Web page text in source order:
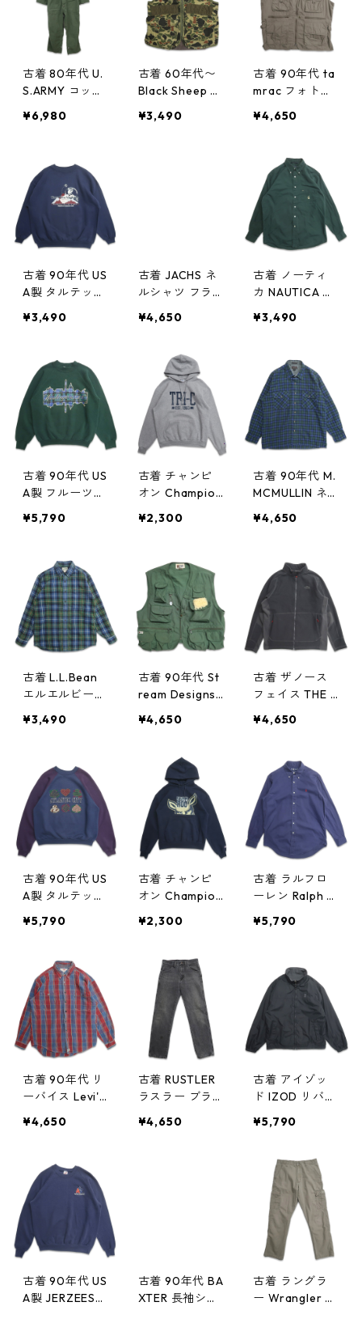
古着 80年代 U.
S.ARMY コット
ーオール オー
グリーン 米軍
表記：M gd4
05057n w503
¥6,980
古着 60年代〜
Black Sheep 迷
ンティングベス
¥3,490
古着 90年代 ta
mrac フォトグ
ベージュ 表
5054n w5032
¥4,650
古着 90年代 US
A製 タルテック
リントスウェッ
ネイビー 表
記：2XL gd4
05051n w5032
¥3,490
古着 JACHS ネ
ルシャツ フラ
ク マチ付き 表
05049n w503
¥4,650
古着 ノーティ
カ NAUTICA ボ
ツ ワンポイン
グリーン 表
記：M gd405
048n w50323
¥3,490
古着 90年代 US
A製 フルーツオ
シントンD.C プ
ト トレーナー
グリーン 表
記：L gd405
039n w50321
¥5,790
古着 チャンピ
オン Champion
ットパーカー
降りグレー 表
記：L gd405
038n w50321
¥2,300
古着 90年代 M.
MCMULLIN ネ
ンネル 長袖シ
表記：L-LONG
gd405036n
w50321
¥4,650
古着 L.L.Bean
エルエルビーン
ランネル 長袖
ク 表記：M-RE
G gd405034
n w50321
¥3,490
古着 90年代 St
ream Designs
スト ハンティ
ウトドア グリ
ーン系 表記：X
XL gd40502
5n w50320
¥4,650
古着 ザノース
フェイス THE N
リースジャケッ
ト グレー 表
記：L gd405
024n w50320
¥4,650
古着 90年代 US
A製 タルテック
リントスウェッ
ネイビー パー
プル 表記：L
gd405023n w
50320
¥5,790
古着 チャンピ
オン Champion
ットパーカー
イビー 表記：L
gd405020n
w50320
¥2,300
古着 ラルフロ
ーレン Ralph L
ウンシャツ 長
ポイント ネイ
ビー 表記：M
gd405019n w5
0320
¥5,790
古着 90年代 リ
ーバイス Levi's
ャツ 長袖シャ
記：L gd405
018n w50320
¥4,650
古着 RUSTLER
ラスラー ブラ
ツ ジーンズ ジ
¥4,650
古着 アイゾッ
ド IZOD リバー
アップジャケッ
ラック 表記：M
gd405011n
w50319
¥5,790
古着 90年代 US
A製 JERZEES
古着 90年代 BA
XTER 長袖シャ
古着 ラングラ
ー Wrangler カ